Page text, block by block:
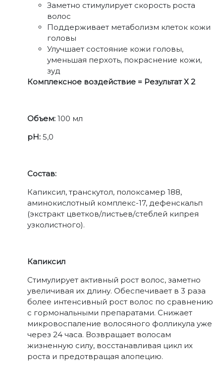
Заметно стимулирует скорость роста
волос
Поддерживает метаболизм клеток кожи
головы
Улучшает состояние кожи головы,
уменьшая перхоть, покраснение кожи,
зуд
Комплексное воздействие = Результат Х 2
Объем: 100 мл
pH: 5,0
Состав:
Капиксил, транскутол, полоксамер 188,
аминокислотный комплекс-17, дефенскальп
(экстракт цветков/листьев/стеблей кипрея
узколистного).
Капиксил
Стимулирует активный рост волос, заметно
увеличивая их длину. Обеспечивает в 3 раза
более интенсивный рост волос по сравнению
с гормональными препаратами. Снижает
микровоспаление волосяного фолликула уже
через 24 часа. Возвращает волосам
жизненную силу, восстанавливая цикл их
роста и предотвращая алопецию.